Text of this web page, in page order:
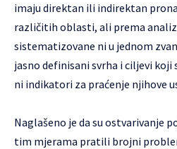
imaju direktan ili indirektan
različitih oblasti, ali prema
sistematizovane ni u jednom
jasno definisani svrha i ciljevi koji
ni indikatori za praćenje njihove
Naglašeno je da su ostvarivanje
tim mjerama pratili brojni